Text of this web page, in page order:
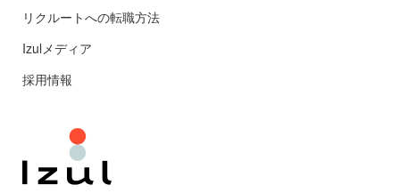
リクルートへの転職方法
Izulメディア
採用情報